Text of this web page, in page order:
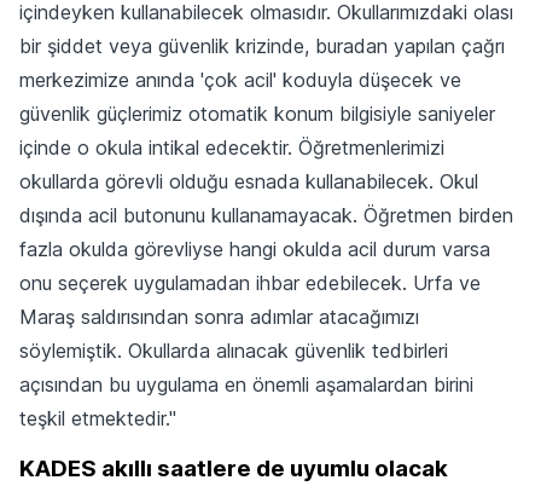
içindeyken kullanabilecek olmasıdır. Okullarımızdaki olası
bir şiddet veya güvenlik krizinde, buradan yapılan çağrı
merkezimize anında 'çok acil' koduyla düşecek ve
güvenlik güçlerimiz otomatik konum bilgisiyle saniyeler
içinde o okula intikal edecektir. Öğretmenlerimizi
okullarda görevli olduğu esnada kullanabilecek. Okul
dışında acil butonunu kullanamayacak. Öğretmen birden
fazla okulda görevliyse hangi okulda acil durum varsa
onu seçerek uygulamadan ihbar edebilecek. Urfa ve
Maraş saldırısından sonra adımlar atacağımızı
söylemiştik. Okullarda alınacak güvenlik tedbirleri
açısından bu uygulama en önemli aşamalardan birini
teşkil etmektedir."
KADES akıllı saatlere de uyumlu olacak